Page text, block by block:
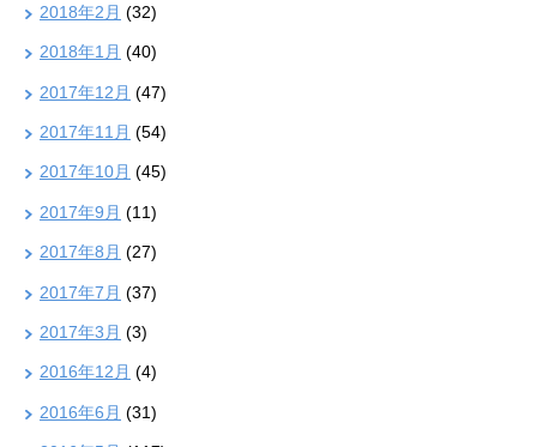
2018年2月 (32)
2018年1月 (40)
2017年12月 (47)
2017年11月 (54)
2017年10月 (45)
2017年9月 (11)
2017年8月 (27)
2017年7月 (37)
2017年3月 (3)
2016年12月 (4)
2016年6月 (31)